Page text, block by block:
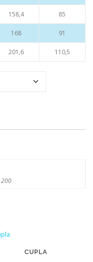
158,4 85
168 91
201,6 110,5
CUPLA